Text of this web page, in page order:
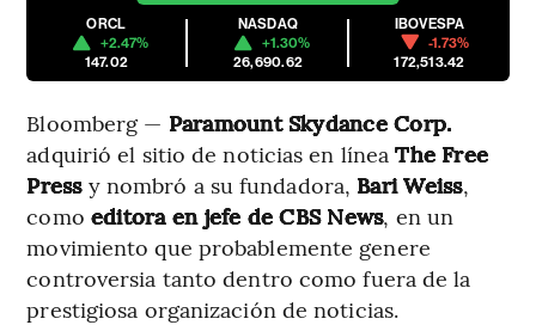
ORCL
+2.47%
147.02
NASDAQ
+1.30%
26,690.62
IBOVESPA
-1.73%
172,513.42
Bloomberg — Paramount Skydance Corp.
adquirió el sitio de noticias en líneaThe Free
Pressy nombró a su fundadora, Bari Weiss,
como editora en jefe de CBS News, en un
movimiento que probablemente genere
controversia tanto dentro como fuera de la
prestigiosa organización de noticias.